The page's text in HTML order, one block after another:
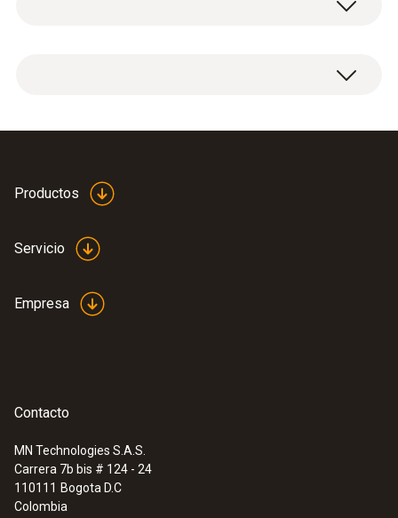
Certificado de calibración ISO para punto de
:0560 6351
testo 635-1 - Medidor de temperatura y
Productos
Servicio
Empresa
Contacto
MN Technologies S.A.S.
Carrera 7b bis # 124 - 24
110111 Bogota D.C
Colombia